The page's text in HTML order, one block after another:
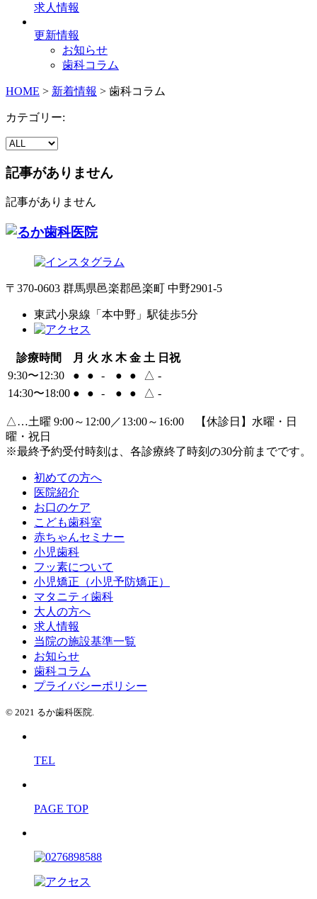
求人情報
更新情報
お知らせ
歯科コラム
HOME > 新着情報 > 歯科コラム
カテゴリー:
記事がありません
記事がありません
〒370-0603 群馬県邑楽郡邑楽町 中野2901-5
東武小泉線「本中野」駅徒歩5分
診療時間 月 火 水 木 金 土 日祝
9:30〜12:30
● ● - ● ● △ -
14:30〜18:00 ● ● - ● ● △ -
△…土曜 9:00～12:00／13:00～16:00 【休診日】水曜・日
曜・祝日
※最終予約受付時刻は、各診療終了時刻の30分前までです。
初めての方へ
医院紹介
お口のケア
こども歯科室
赤ちゃんセミナー
小児歯科
フッ素について
小児矯正（小児予防矯正）
マタニティ歯科
大人の方へ
求人情報
当院の施設基準一覧
お知らせ
歯科コラム
プライバシーポリシー
© 2021 るか歯科医院.
TEL
PAGE TOP